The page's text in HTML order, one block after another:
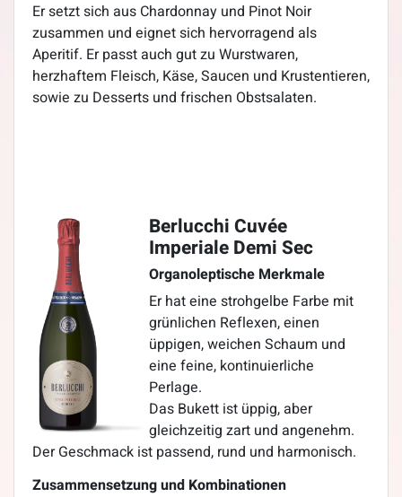
Er setzt sich aus Chardonnay und Pinot Noir
zusammen und eignet sich hervorragend als
Aperitif. Er passt auch gut zu Wurstwaren,
herzhaftem Fleisch, Käse, Saucen und Krustentieren,
sowie zu Desserts und frischen Obstsalaten.
Berlucchi Cuvée
Imperiale Demi Sec
Organoleptische Merkmale
Er hat eine strohgelbe Farbe mit
grünlichen Reflexen, einen
üppigen, weichen Schaum und
eine feine, kontinuierliche
Perlage.
Das Bukett ist üppig, aber
gleichzeitig zart und angenehm.
Der Geschmack ist passend, rund und harmonisch.
Zusammensetzung und Kombinationen